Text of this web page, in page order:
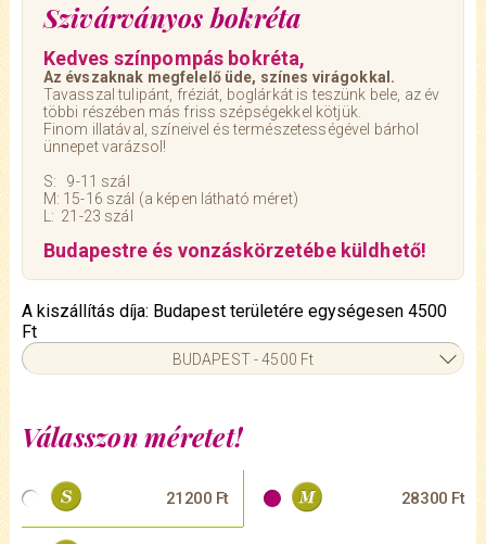
Szivárványos bokréta
Kedves színpompás bokréta,
Az évszaknak megfelelő üde, színes virágokkal.
Tavasszal tulipánt, fréziát, boglárkát is teszünk bele, az év
többi részében más friss szépségekkel kötjük.
Finom illatával, színeivel és természetességével bárhol
ünnepet varázsol!
S: 9-11 szál
M: 15-16 szál (a képen látható méret)
L: 21-23 szál
Budapestre és vonzáskörzetébe küldhető!
Válasszon méretet!
21200 Ft 28300 Ft
A kiszállítás díja: Budapest területére egységesen 4500
Ft
BUDAPEST - 4500 Ft